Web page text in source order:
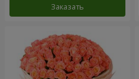
Заказать